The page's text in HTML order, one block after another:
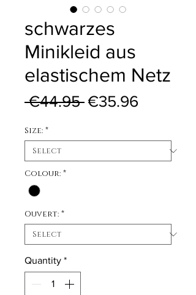
schwarzes
Minikleid aus
elastischem Netz
€44.95 Regular Price
€35.96
Size: *
Colour: *
Ouvert: *
Quantity *